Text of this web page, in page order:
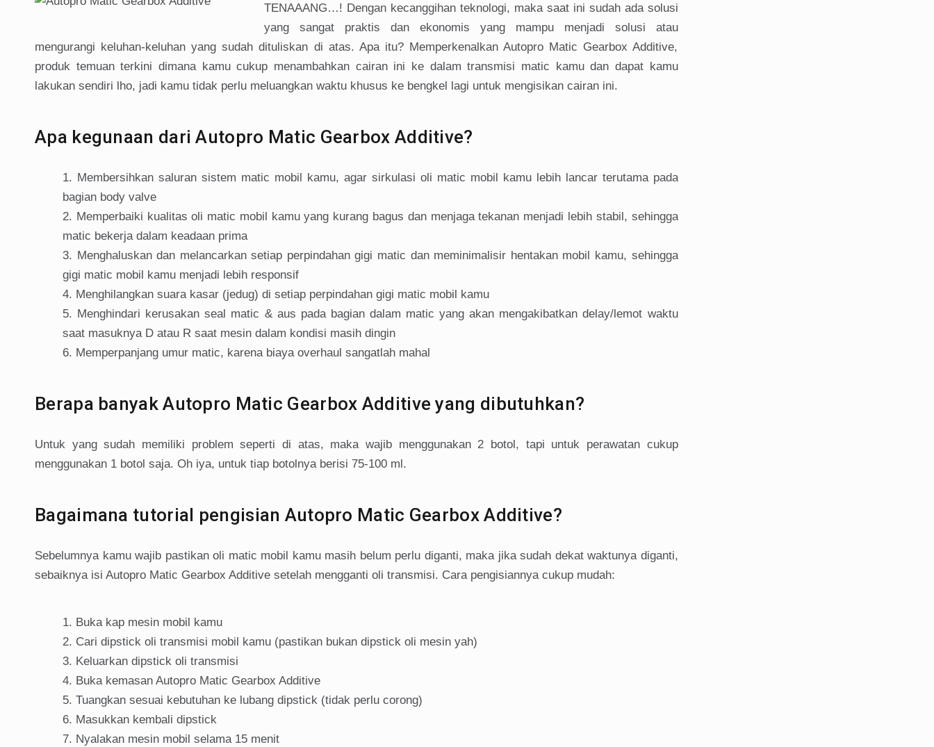
TENAAANG…! Dengan kecanggihan teknologi, maka saat ini sudah ada solusi
yang sangat praktis dan ekonomis yang mampu menjadi solusi atau
mengurangi keluhan-keluhan yang sudah dituliskan di atas. Apa itu? Memperkenalkan Autopro Matic Gearbox Additive,
produk temuan terkini dimana kamu cukup menambahkan cairan ini ke dalam transmisi matic kamu dan dapat kamu
lakukan sendiri lho, jadi kamu tidak perlu meluangkan waktu khusus ke bengkel lagi untuk mengisikan cairan ini.
Apa kegunaan dari Autopro Matic Gearbox Additive?
Membersihkan saluran sistem matic mobil kamu, agar sirkulasi oli matic mobil kamu lebih lancar terutama pada
bagian body valve
Memperbaiki kualitas oli matic mobil kamu yang kurang bagus dan menjaga tekanan menjadi lebih stabil, sehingga
matic bekerja dalam keadaan prima
Menghaluskan dan melancarkan setiap perpindahan gigi matic dan meminimalisir hentakan mobil kamu, sehingga
gigi matic mobil kamu menjadi lebih responsif
Menghilangkan suara kasar (jedug) di setiap perpindahan gigi matic mobil kamu
Menghindari kerusakan seal matic & aus pada bagian dalam matic yang akan mengakibatkan delay/lemot waktu
saat masuknya D atau R saat mesin dalam kondisi masih dingin
Memperpanjang umur matic, karena biaya overhaul sangatlah mahal
Berapa banyak Autopro Matic Gearbox Additive yang dibutuhkan?
Untuk yang sudah memiliki problem seperti di atas, maka wajib menggunakan 2 botol, tapi untuk perawatan cukup
menggunakan 1 botol saja. Oh iya, untuk tiap botolnya berisi 75-100 ml.
Bagaimana tutorial pengisian Autopro Matic Gearbox Additive?
Sebelumnya kamu wajib pastikan oli matic mobil kamu masih belum perlu diganti, maka jika sudah dekat waktunya diganti,
sebaiknya isi Autopro Matic Gearbox Additive setelah mengganti oli transmisi. Cara pengisiannya cukup mudah:
Buka kap mesin mobil kamu
Cari dipstick oli transmisi mobil kamu (pastikan bukan dipstick oli mesin yah)
Keluarkan dipstick oli transmisi
Buka kemasan Autopro Matic Gearbox Additive
Tuangkan sesuai kebutuhan ke lubang dipstick (tidak perlu corong)
Masukkan kembali dipstick
Nyalakan mesin mobil selama 15 menit